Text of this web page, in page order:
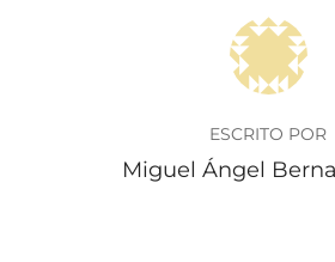
AUTOR DE LA
ESCRITO POR
Miguel Ángel